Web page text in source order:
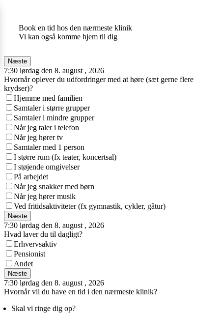
Book en tid hos den nærmeste klinik
Vi kan også komme hjem til dig
Næste
7:30 lørdag den 8. august , 2026
Hvornår oplever du udfordringer med at høre (sæt gerne flere
krydser)?
Hjemme med familien
Samtaler i større grupper
Samtaler i mindre grupper
Når jeg taler i telefon
Når jeg hører tv
Samtaler med 1 person
I større rum (fx teater, koncertsal)
I støjende omgivelser
På arbejdet
Når jeg snakker med børn
Når jeg hører musik
Ved fritidsaktiviteter (fx gymnastik, cykler, gåtur)
Næste
7:30 lørdag den 8. august , 2026
Hvad laver du til dagligt?
Erhvervsaktiv
Pensionist
Andet
Næste
7:30 lørdag den 8. august , 2026
Hvornår vil du have en tid i den nærmeste klinik?
Skal vi ringe dig op?